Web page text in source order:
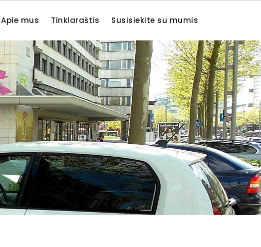
Apie mus Tinklaraštis Susisiekite su mumis